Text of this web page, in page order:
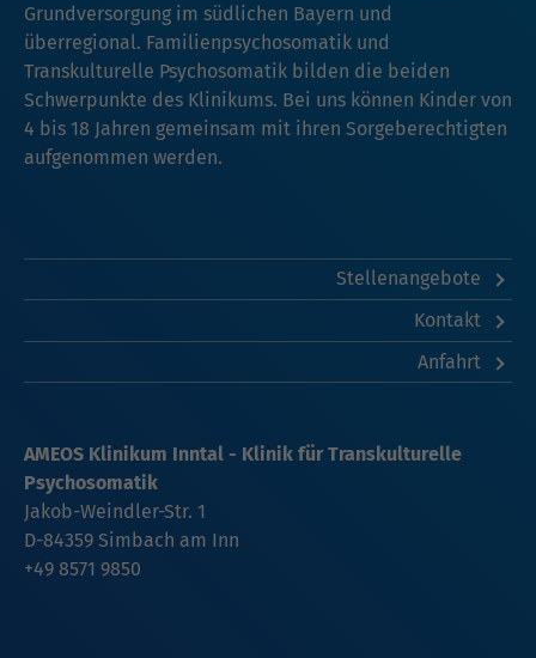
Grundversorgung im südlichen Bayern und
überregional. Familienpsychosomatik und
Transkulturelle Psychosomatik bilden die beiden
Schwerpunkte des Klinikums. Bei uns können Kinder von
4 bis 18 Jahren gemeinsam mit ihren Sorgeberechtigten
aufgenommen werden.
Stellenangebote
Kontakt
Anfahrt
AMEOS Klinikum Inntal - Klinik für Transkulturelle
Psychosomatik
Jakob-Weindler-Str. 1
D-84359 Simbach am Inn
+49 8571 9850